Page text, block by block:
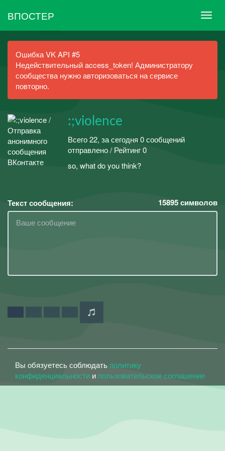
ВПОСТЕР
Ошибка VK API #5
Недействительный access_token! Администратору
сообщества нужно авторизоваться на сервисе
повторно.
:;violence
Всего 22, за сегодня 0 сообщений
отправлено / Рейтинг 0
so, what do you think?
Текст сообщения: 15895символов
Вы обязуетесь соблюдать политику
конфиденциальности и пользовательское соглашение